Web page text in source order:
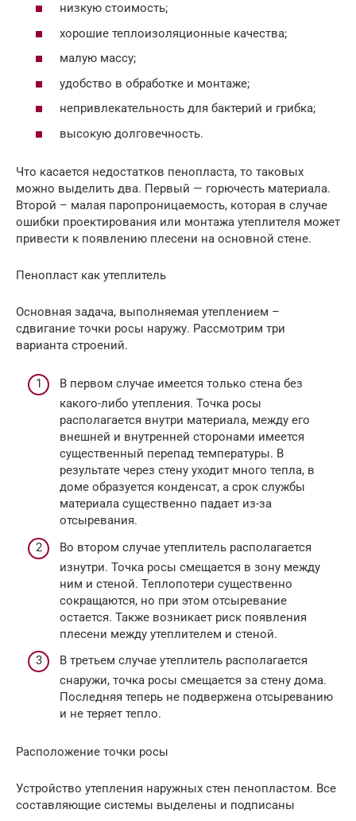
низкую стоимость;
хорошие теплоизоляционные качества;
малую массу;
удобство в обработке и монтаже;
непривлекательность для бактерий и грибка;
высокую долговечность.
Что касается недостатков пенопласта, то таковых
можно выделить два. Первый — горючесть материала.
Второй – малая паропроницаемость, которая в случае
ошибки проектирования или монтажа утеплителя может
привести к появлению плесени на основной стене.
Пенопласт как утеплитель
Основная задача, выполняемая утеплением –
сдвигание точки росы наружу. Рассмотрим три
варианта строений.
В первом случае имеется только стена без
какого-либо утепления. Точка росы
располагается внутри материала, между его
внешней и внутренней сторонами имеется
существенный перепад температуры. В
результате через стену уходит много тепла, в
доме образуется конденсат, а срок службы
материала существенно падает из-за
отсыревания.
Во втором случае утеплитель располагается
изнутри. Точка росы смещается в зону между
ним и стеной. Теплопотери существенно
сокращаются, но при этом отсыревание
остается. Также возникает риск появления
плесени между утеплителем и стеной.
В третьем случае утеплитель располагается
снаружи, точка росы смещается за стену дома.
Последняя теперь не подвержена отсыреванию
и не теряет тепло.
Расположение точки росы
Устройство утепления наружных стен пенопластом. Все
составляющие системы выделены и подписаны